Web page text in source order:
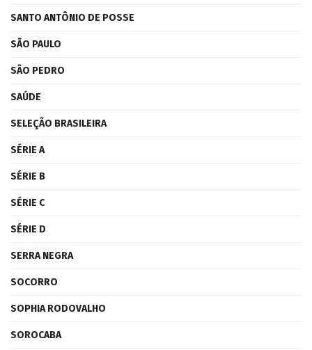
SANTO ANTÔNIO DE POSSE
SÃO PAULO
SÃO PEDRO
SAÚDE
SELEÇÃO BRASILEIRA
SÉRIE A
SÉRIE B
SÉRIE C
SÉRIE D
SERRA NEGRA
SOCORRO
SOPHIA RODOVALHO
SOROCABA